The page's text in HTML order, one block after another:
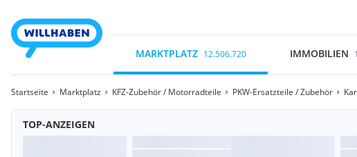
MARKTPLATZ 12.506.720 IMMOBILIEN
Startseite Marktplatz KFZ-Zubehör / Motorradteile PKW-Ersatzteile / Zubehör
TOP-ANZEIGEN